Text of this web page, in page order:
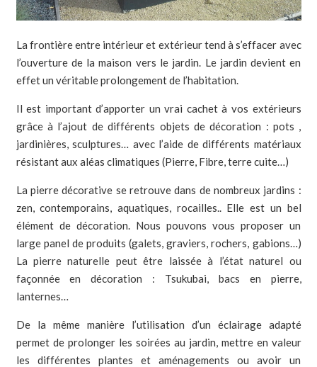
La frontière entre intérieur et extérieur tend à s’effacer avec
l’ouverture de la maison vers le jardin. Le jardin devient en
effet un véritable prolongement de l’habitation.
Il est important d’apporter un vrai cachet à vos extérieurs
grâce à l’ajout de différents objets de décoration : pots ,
jardinières, sculptures… avec l’aide de différents matériaux
résistant aux aléas climatiques (Pierre, Fibre, terre cuite…)
La pierre décorative se retrouve dans de nombreux jardins :
zen, contemporains, aquatiques, rocailles.. Elle est un bel
élément de décoration. Nous pouvons vous proposer un
large panel de produits (galets, graviers, rochers, gabions…)
La pierre naturelle peut être laissée à l’état naturel ou
façonnée en décoration : Tsukubai, bacs en pierre,
lanternes…
De la même manière l’utilisation d’un éclairage adapté
permet de prolonger les soirées au jardin, mettre en valeur
les différentes plantes et aménagements ou avoir un